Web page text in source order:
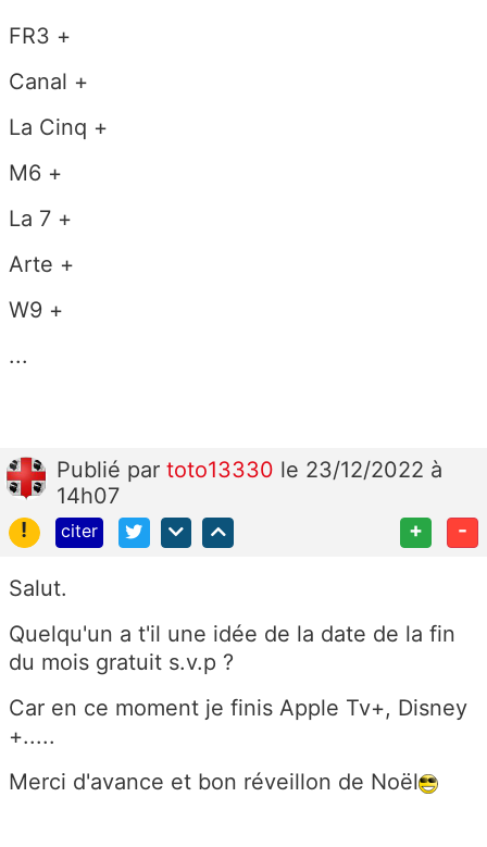
FR3 +
Canal +
La Cinq +
M6 +
La 7 +
Arte +
W9 +
...
Publié par toto13330 le 23/12/2022 à
14h07
!
citer + -
Salut.
Quelqu'un a t'il une idée de la date de la fin
du mois gratuit s.v.p ?
Car en ce moment je finis Apple Tv+, Disney
+.....
Merci d'avance et bon réveillon de Noël